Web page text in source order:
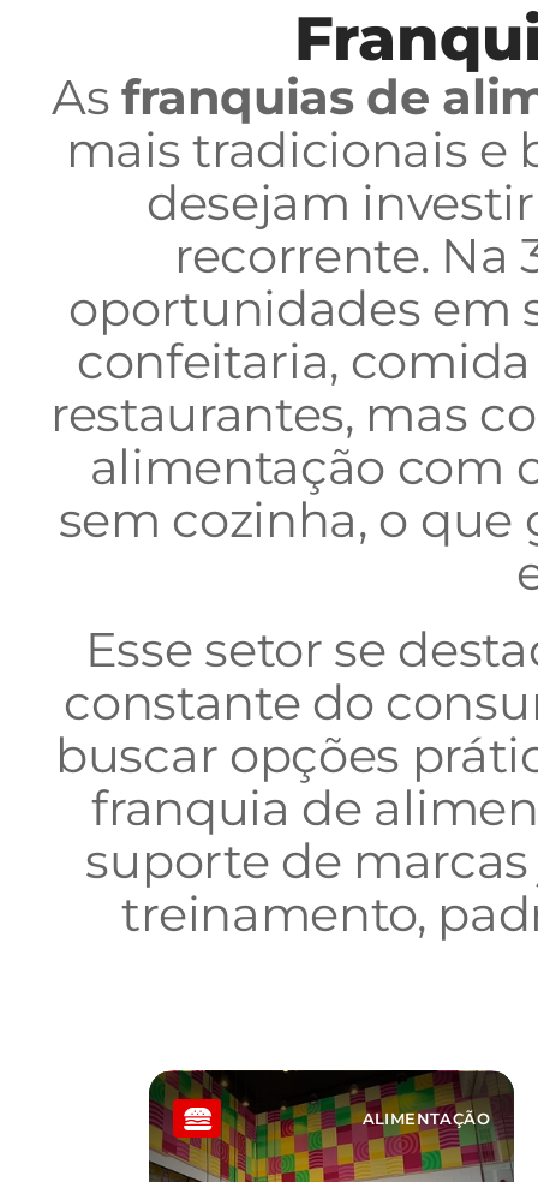
As franquias de
mais tradicionais e
desejam
recorrente. Na
oportunidades em
confeitaria,
restaurantes, mas
alimentação com
sem cozinha, o
Esse setor se
constante do
buscar opções
franquia de
suporte de
treinamento,
ALIMENTAÇÃO
ALIMENTAÇÃO